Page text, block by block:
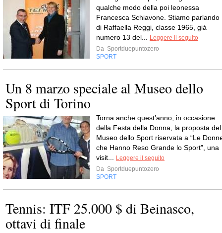
qualche modo della poi leonessa
Francesca Schiavone. Stiamo parlando
di Raffaella Reggi, classe 1965, già
numero 13 del...
Leggere il seguito
Da Sportduepuntozero
SPORT
Un 8 marzo speciale al Museo dello
Sport di Torino
Torna anche quest’anno, in occasione
della Festa della Donna, la proposta del
Museo dello Sport riservata a “Le
che Hanno Reso Grande lo Sport”, una
visit...
Leggere il seguito
Da Sportduepuntozero
SPORT
Tennis: ITF 25.000 $ di Beinasco,
ottavi di finale